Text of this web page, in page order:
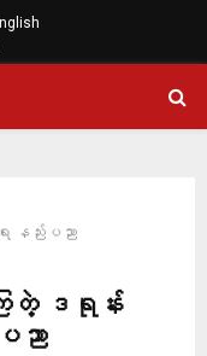
း နည်းပညာ
ြတဲ့ ဒရုန်း
ညာ